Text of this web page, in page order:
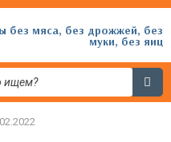
без мяса, без дрожжей, без
муки, без яиц